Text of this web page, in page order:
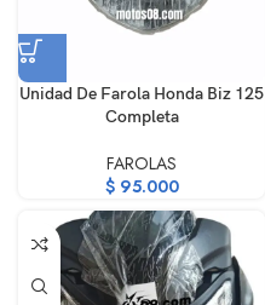
Unidad De Farola Honda Biz 125
Completa
FAROLAS
$95.000